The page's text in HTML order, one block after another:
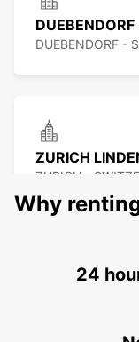
DUEBENDORF -
ZURICH
ZURICH -
ZURICH ETH
ZURICH -
Why
24